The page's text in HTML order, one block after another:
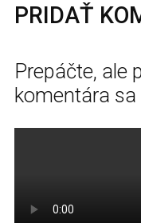
PRIDAŤ
Prepáčte, ale
komentára